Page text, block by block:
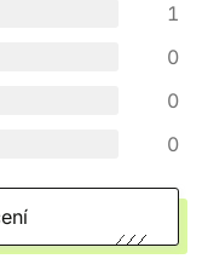
1
0
0
0